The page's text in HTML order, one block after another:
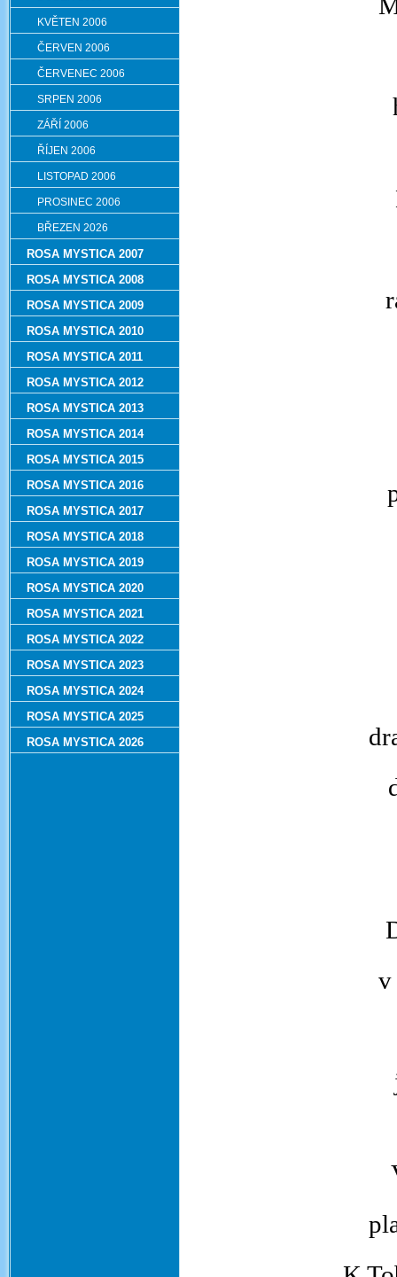
v
KVĚTEN 2006
ČERVEN 2006
ČERVENEC 2006
SRPEN 2006
ZÁŘÍ 2006
ŘÍJEN 2006
LISTOPAD 2006
PROSINEC 2006
BŘEZEN 2026
ROSA MYSTICA 2007
ROSA MYSTICA 2008
ROSA MYSTICA 2009
ROSA MYSTICA 2010
ROSA MYSTICA 2011
ROSA MYSTICA 2012
ROSA MYSTICA 2013
ROSA MYSTICA 2014
ROSA MYSTICA 2015
ROSA MYSTICA 2016
ROSA MYSTICA 2017
ROSA MYSTICA 2018
ROSA MYSTICA 2019
ROSA MYSTICA 2020
ROSA MYSTICA 2021
ROSA MYSTICA 2022
ROSA MYSTICA 2023
ROSA MYSTICA 2024
ROSA MYSTICA 2025
ROSA MYSTICA 2026